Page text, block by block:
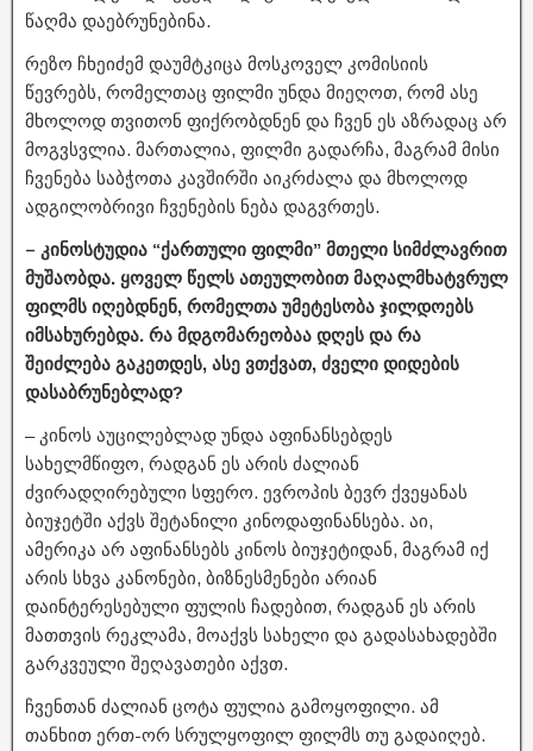
წაღმა დაებრუნებინა.
რეზო ჩხეიძემ დაუმტკიცა მოსკოველ კომისიის
წევრებს, რომელთაც ფილმი უნდა მიეღოთ, რომ ასე
მხოლოდ თვითონ ფიქრობდნენ და ჩვენ ეს აზრადაც არ
მოგვსვლია. მართალია, ფილმი გადარჩა, მაგრამ მისი
ჩვენება საბჭოთა კავშირში აიკრძალა და მხოლოდ
ადგილობრივი ჩვენების ნება დაგვრთეს.
– კინოსტუდია “ქართული ფილმი” მთელი სიმძლავრით
მუშაობდა. ყოველ წელს ათეულობით მაღალმხატვრულ
ფილმს იღებდნენ, რომელთა უმეტესობა ჯილდოებს
იმსახურებდა. რა მდგომარეობაა დღეს და რა
შეიძლება გაკეთდეს, ასე ვთქვათ, ძველი დიდების
დასაბრუნებლად?
– კინოს აუცილებლად უნდა აფინანსებდეს
სახელმწიფო, რადგან ეს არის ძალიან
ძვირადღირებული სფერო. ევროპის ბევრ ქვეყანას
ბიუჯეტში აქვს შეტანილი კინოდაფინანსება. აი,
ამერიკა არ აფინანსებს კინოს ბიუჯეტიდან, მაგრამ იქ
არის სხვა კანონები, ბიზნესმენები არიან
დაინტერესებული ფულის ჩადებით, რადგან ეს არის
მათთვის რეკლამა, მოაქვს სახელი და გადასახადებში
გარკვეული შეღავათები აქვთ.
ჩვენთან ძალიან ცოტა ფულია გამოყოფილი. ამ
თანხით ერთ-ორ სრულყოფილ ფილმს თუ გადაიღებ.